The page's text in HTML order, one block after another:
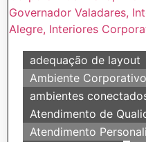
adequação de layout
Ambiente Corporativo
ambientes
Atendimento de
Atendimento